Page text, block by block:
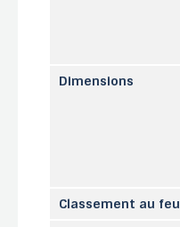
Dimensions
Classement au feu